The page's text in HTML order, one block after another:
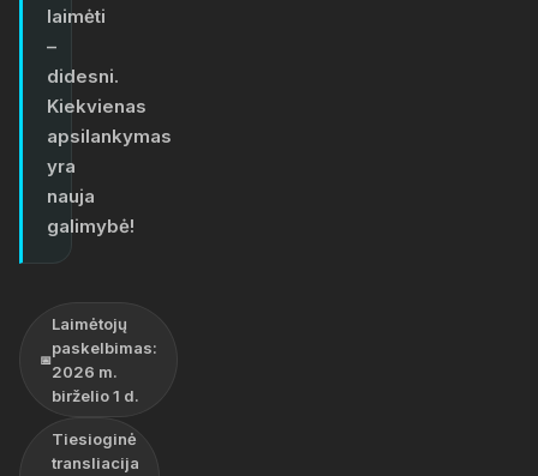
laimėti
–
didesni.
Kiekvienas
apsilankymas
yra
nauja
galimybė!
📅
Laimėtojų
paskelbimas:
2026 m.
birželio 1 d.
Tiesioginė
transliacija